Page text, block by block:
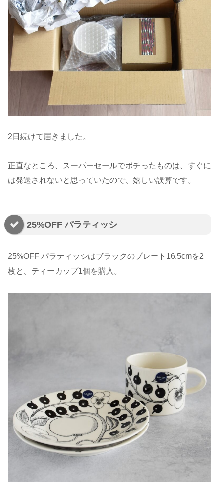
2日続けて届きました。
正直なところ、スーパーセールでポチったものは、すぐに
は発送されないと思っていたので、嬉しい誤算です。
25%OFF パラティッシ
25%OFF パラティッシはブラックのプレート16.5cmを2
枚と、ティーカップ1個を購入。